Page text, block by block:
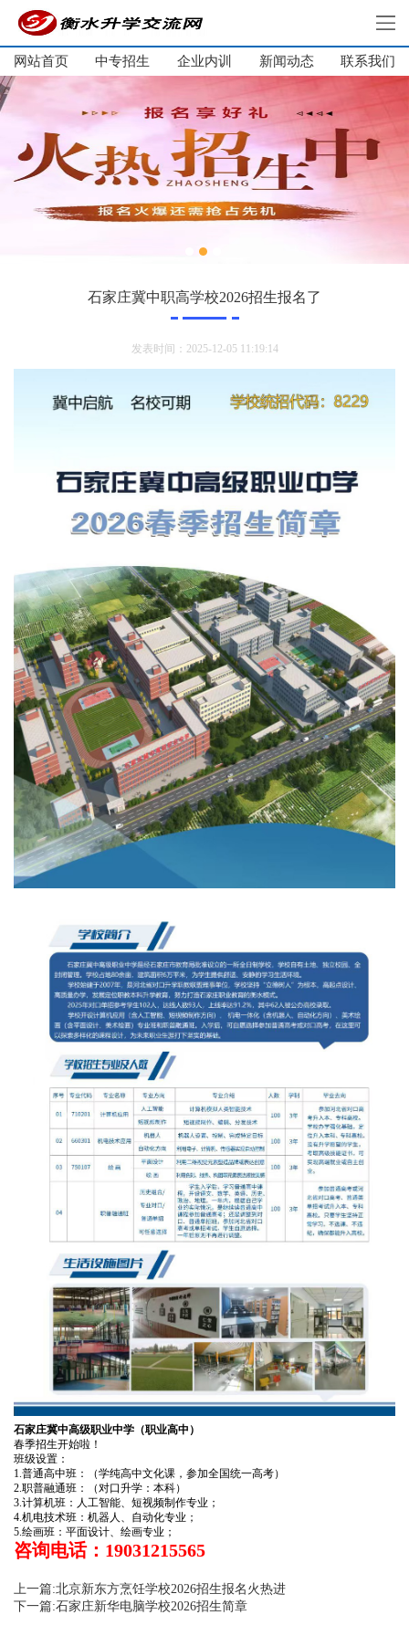
网站首页
大学生培训
单招培训
企业内训
新闻动态
联系我们
网站首页 中专招生 企业内训 新闻动态 联系我们
石家庄冀中职高学校2026招生报名了
发表时间：2025-12-05 11:19:14
石家庄冀中高级职业中学（职业高中）
春季招生开始啦！
班级设置：
1.普通高中班：（学纯高中文化课，参加全国统一高考）
2.职普融通班：（对口升学：本科）
3.计算机班：人工智能、短视频制作专业；
4.机电技术班：机器人、自动化专业；
5.绘画班：平面设计、绘画专业；
咨询电话：19031215565
上一篇:北京新东方烹饪学校2026招生报名火热进
下一篇:石家庄新华电脑学校2026招生简章